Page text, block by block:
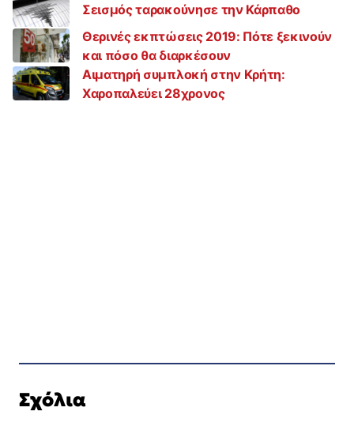
Σεισμός ταρακούνησε την Κάρπαθο
Θερινές εκπτώσεις 2019: Πότε ξεκινούν
και πόσο θα διαρκέσουν
Αιματηρή συμπλοκή στην Κρήτη:
Χαροπαλεύει 28χρονος
Σχόλια